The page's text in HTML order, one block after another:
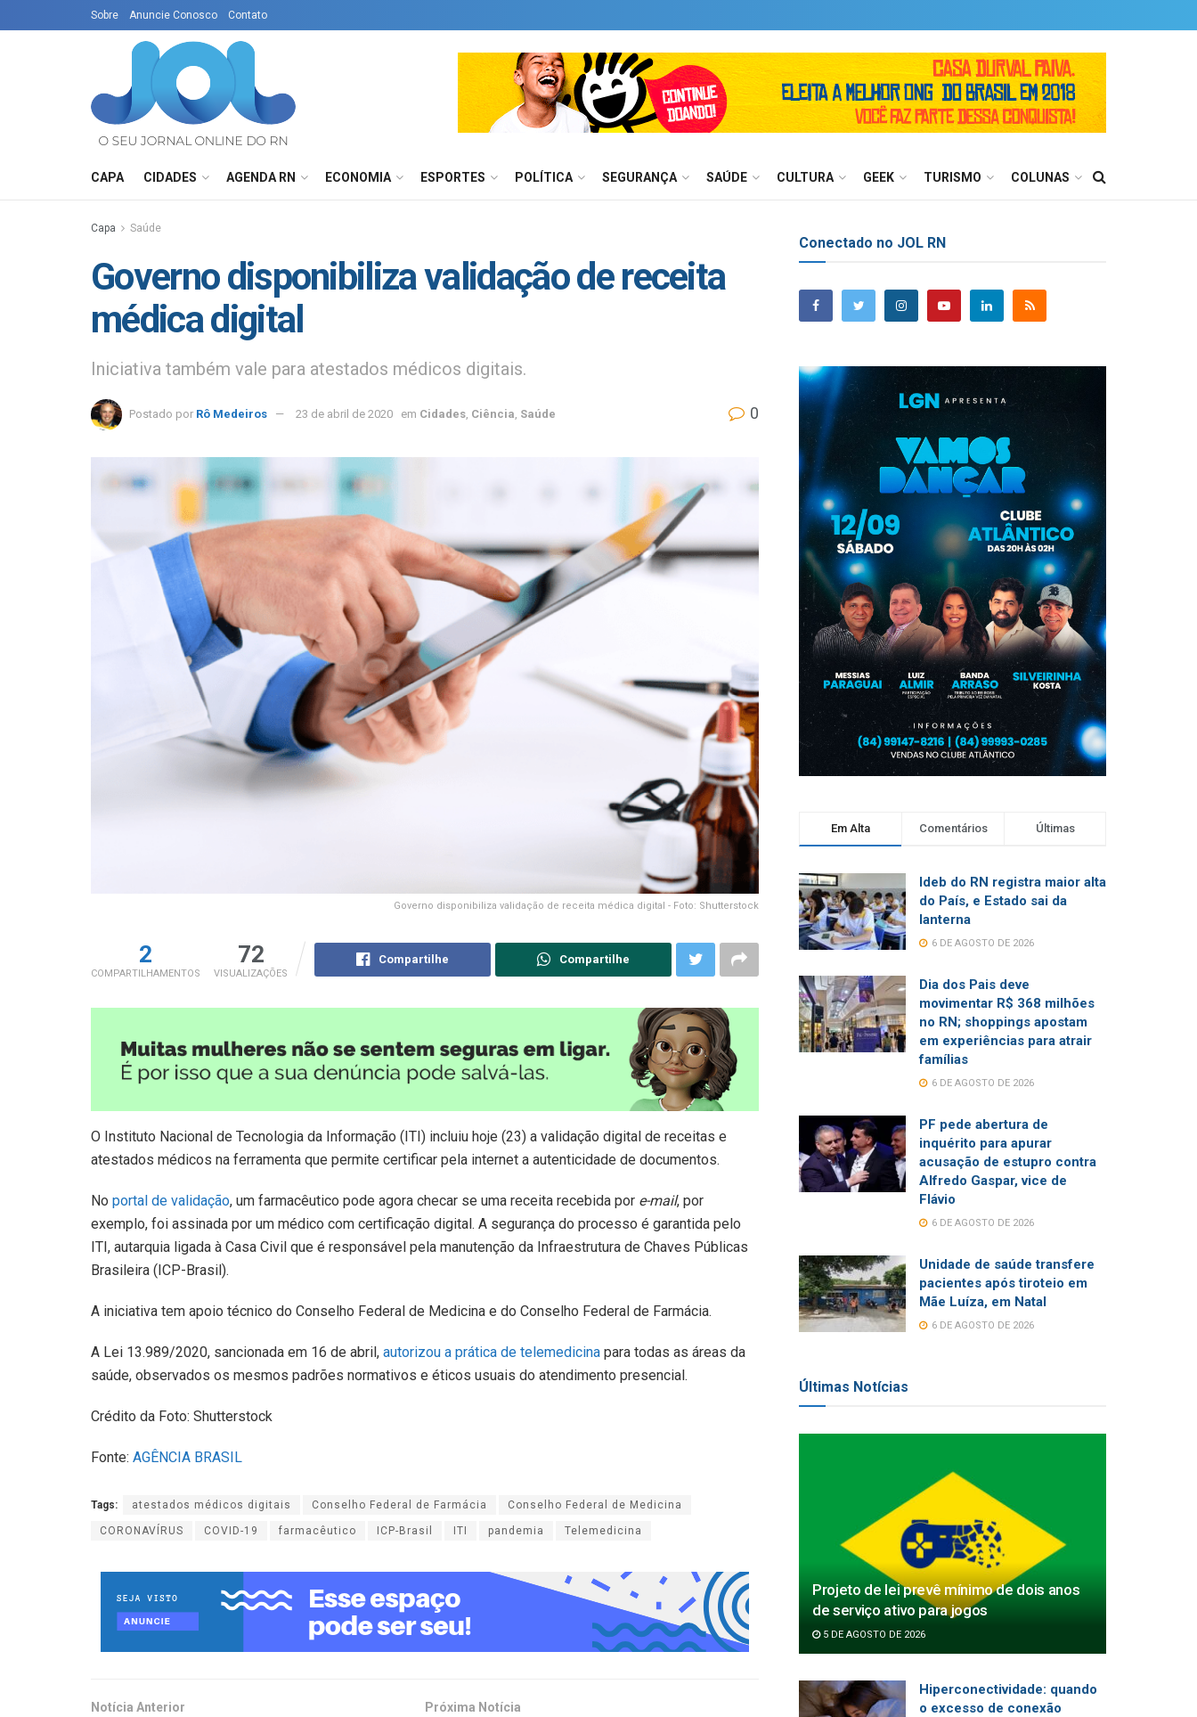
Sobre Anuncie Conosco Contato
CAPA CIDADES AGENDA RN ECONOMIA ESPORTES POLÍTICA SEGURANÇA SAÚDE CULTURA GEEK TURISMO COLUNAS
Capa Saúde
Governo disponibiliza validação de receita
médica digital
Iniciativa também vale para atestados médicos digitais.
Postado por Rô Medeiros 23 de abril de 2020 em Cidades Ciência Saúde 0
Governo disponibiliza validação de receita médica digital - Foto: Shutterstock
2
COMPARTILHAMENTOS
72
VISUALIZAÇÕES
Compartilhe Compartilhe
O Instituto Nacional de Tecnologia da Informação (ITI) incluiu hoje (23) a validação digital de receitas e
atestados médicos na ferramenta que permite certificar pela internet a autenticidade de documentos.
No portal de validação, um farmacêutico pode agora checar se uma receita recebida por e-mail, por
exemplo, foi assinada por um médico com certificação digital. A segurança do processo é garantida pelo
ITI, autarquia ligada à Casa Civil que é responsável pela manutenção da Infraestrutura de Chaves Públicas
Brasileira (ICP-Brasil).
A iniciativa tem apoio técnico do Conselho Federal de Medicina e do Conselho Federal de Farmácia.
A Lei 13.989/2020, sancionada em 16 de abril, autorizou a prática de telemedicina para todas as áreas da
saúde, observados os mesmos padrões normativos e éticos usuais do atendimento presencial.
Crédito da Foto: Shutterstock
Fonte: AGÊNCIA BRASIL
Tags: atestados médicos digitais Conselho Federal de Farmácia Conselho Federal de Medicina
CORONAVÍRUS COVID-19 farmacêutico ICP-Brasil ITI pandemia Telemedicina
Notícia Anterior Próxima Notícia
Conectado no JOL RN
Em Alta Comentários Últimas
Ideb do RN registra maior alta
do País, e Estado sai da
lanterna
6 DE AGOSTO DE 2026
Dia dos Pais deve
movimentar R$ 368 milhões
no RN; shoppings apostam
em experiências para atrair
famílias
6 DE AGOSTO DE 2026
PF pede abertura de
inquérito para apurar
acusação de estupro contra
Alfredo Gaspar, vice de
Flávio
6 DE AGOSTO DE 2026
Unidade de saúde transfere
pacientes após tiroteio em
Mãe Luíza, em Natal
6 DE AGOSTO DE 2026
Últimas Notícias
Projeto de lei prevê mínimo de dois anos
de serviço ativo para jogos
5 DE AGOSTO DE 2026
Hiperconectividade: quando
o excesso de conexão